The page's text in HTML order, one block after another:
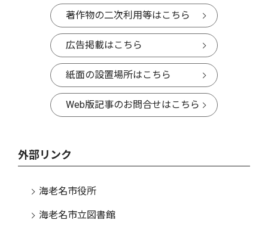
著作物の二次利用等はこちら
広告掲載はこちら
紙面の設置場所はこちら
Web版記事のお問合せはこちら
外部リンク
海老名市役所
海老名市立図書館